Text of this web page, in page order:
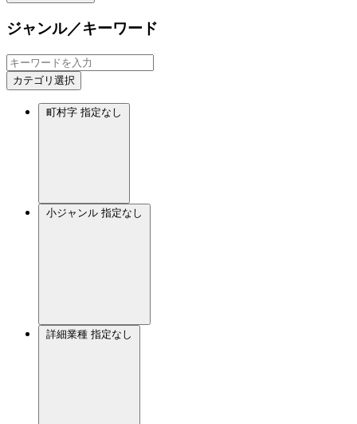
ジャンル／キーワード
カテゴリ選択
町村字 指定なし
小ジャンル 指定なし
詳細業種 指定なし